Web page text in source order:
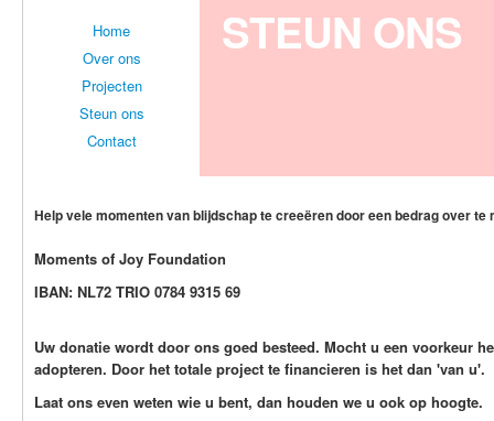
Home
Over ons
Projecten
Steun ons
Contact
STEUN ONS
Help vele momenten van blijdschap te creeëren door een bedrag over te
Moments of Joy Foundation
IBAN: NL72 TRIO 0784 9315 69
Uw donatie wordt door ons goed besteed. Mocht u een voorkeur
adopteren. Door het totale project te financieren is het dan 'van u'.
Laat ons even weten wie u bent, dan houden we u ook op hoogte.